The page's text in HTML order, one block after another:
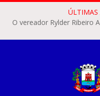
ÚLTIMAS